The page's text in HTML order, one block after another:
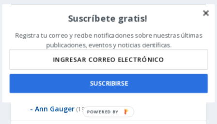
CATEGORÍAS
Autores (455)
Andrew Jones(8)
(1)
Ann Gauger (19)
Suscríbete gratis!
Registra tu correo y recibe notificaciones sobre nuestras últimas
publicaciones, eventos y noticias científicas.
SUSCRIBIRSE